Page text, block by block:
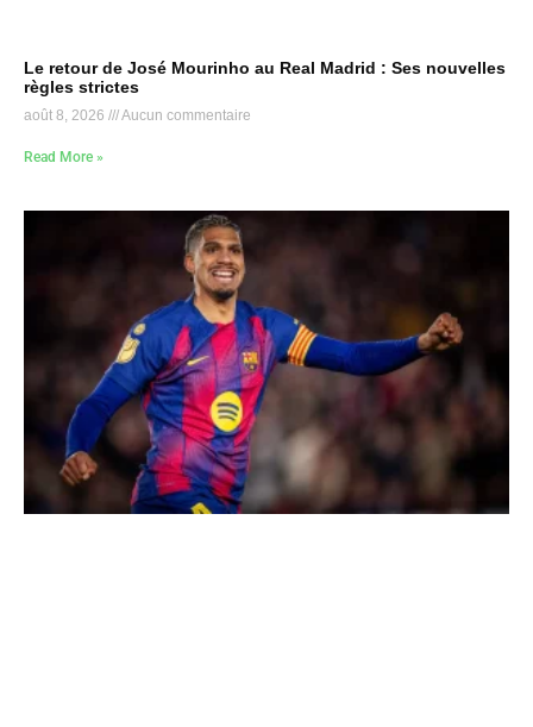
Le retour de José Mourinho au Real Madrid : Ses nouvelles
règles strictes
août 8, 2026 Aucun commentaire
Read More »